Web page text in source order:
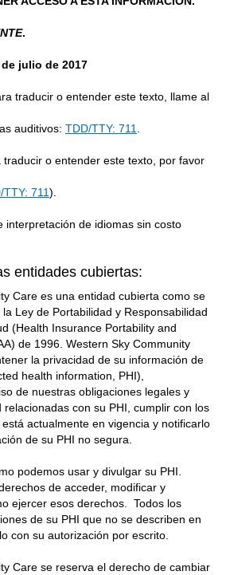
.
julio de 2017
traducir o entender este texto, llame al
auditivos: TDD/TTY: 711
o entender este texto, por favor
TTY: 711).
interpretación de idiomas sin costo
entidades cubiertas:
Care es una entidad cubierta como se
Ley de Portabilidad y Responsabilidad
(Health Insurance Portability and
de 1996. Western Sky Community
la privacidad de su información de
health information, PHI),
de nuestras obligaciones legales y
relacionadas con su PHI, cumplir con los
actualmente en vigencia y notificarlo
de su PHI no segura.
podemos usar y divulgar su PHI.
de acceder, modificar y
ejercer esos derechos. Todos los
de su PHI que no se describen en
con su autorización por escrito.
Care se reserva el derecho de cambiar